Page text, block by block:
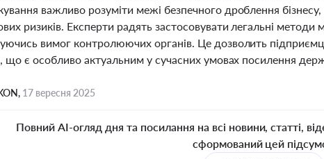
важливо розуміти межі безпечного дроблення
ризиків. Експерти радять застосовувати легальні методи
вимог контролюючих органів. Це дозволить
що є особливо актуальним у сучасних умовах посилення
17 вересня 2025
Повний AI-огляд дня та посилання на всі новини, статті,
сформований цей